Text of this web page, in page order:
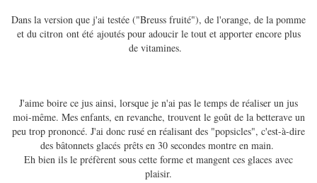
Dans la version que j'ai testée ("Breuss fruité"), de l'orange, de la pomme
et du citron ont été ajoutés pour adoucir le tout et apporter encore plus
de vitamines.
J'aime boire ce jus ainsi, lorsque je n'ai pas le temps de réaliser un jus
moi-même. Mes enfants, en revanche, trouvent le goût de la betterave un
peu trop prononcé. J'ai donc rusé en réalisant des "popsicles", c'est-à-dire
des bâtonnets glacés prêts en 30 secondes montre en main.
Eh bien ils le préfèrent sous cette forme et mangent ces glaces avec
plaisir.